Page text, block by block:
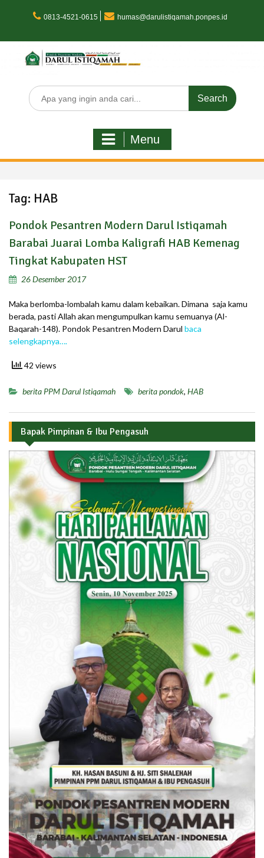
0813-4521-0615 humas@darulistiqamah.ponpes.id
Search
for:
Menu
Tag: HAB
Pondok Pesantren Modern Darul Istiqamah
Barabai Juarai Lomba Kaligrafi HAB Kemenag
Tingkat Kabupaten HST
26 Desember 2017
Maka berlomba-lombalah kamu dalam kebaikan. Dimana saja kamu
berada, pasti Allah akan mengumpulkan kamu semuanya (Al-
Baqarah-148). Pondok Pesantren Modern Darul baca
selengkapnya….
42 views
berita PPM Darul Istiqamah berita pondok, HAB
Bapak Pimpinan & Ibu Pengasuh